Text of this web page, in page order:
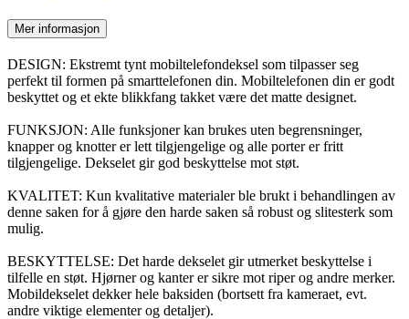
Mer informasjon
DESIGN: Ekstremt tynt mobiltelefondeksel som tilpasser seg
perfekt til formen på smarttelefonen din. Mobiltelefonen din er godt
beskyttet og et ekte blikkfang takket være det matte designet.
FUNKSJON: Alle funksjoner kan brukes uten begrensninger,
knapper og knotter er lett tilgjengelige og alle porter er fritt
tilgjengelige. Dekselet gir god beskyttelse mot støt.
KVALITET: Kun kvalitative materialer ble brukt i behandlingen av
denne saken for å gjøre den harde saken så robust og slitesterk som
mulig.
BESKYTTELSE: Det harde dekselet gir utmerket beskyttelse i
tilfelle en støt. Hjørner og kanter er sikre mot riper og andre merker.
Mobildekselet dekker hele baksiden (bortsett fra kameraet, evt.
andre viktige elementer og detaljer).